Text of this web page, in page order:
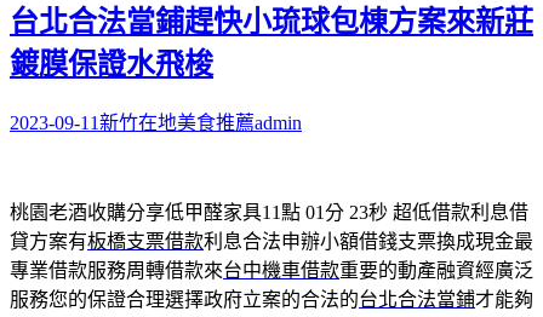
台北合法當鋪趕快小琉球包棟方案來新莊
鍍膜保證水飛梭
2023-09-11新竹在地美食推薦admin
桃園老酒收購分享低甲醛家具11點 01分 23秒 超低借款利息借
貸方案有板橋支票借款利息合法申辦小額借錢支票換成現金最
專業借款服務周轉借款來台中機車借款重要的動產融資經廣泛
服務您的保證合理選擇政府立案的合法的台北合法當鋪才能夠